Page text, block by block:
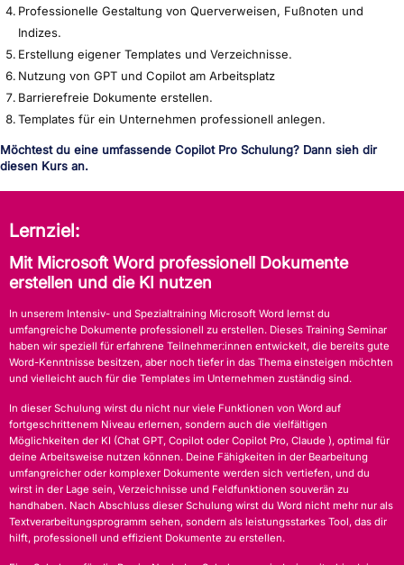
Professionelle Gestaltung von Querverweisen, Fußnoten und
Indizes.
Erstellung eigener Templates und Verzeichnisse.
Nutzung von GPT und Copilot am Arbeitsplatz
Barrierefreie Dokumente erstellen.
Templates für ein Unternehmen professionell anlegen.
Möchtest du eine umfassende Copilot Pro Schulung? Dann sieh dir
diesen Kurs an.
Lernziel:
Mit Microsoft Word professionell Dokumente
erstellen und die KI nutzen
In unserem Intensiv- und Spezialtraining Microsoft Word lernst du
umfangreiche Dokumente professionell zu erstellen. Dieses Training Seminar
haben wir speziell für erfahrene Teilnehmer:innen entwickelt, die bereits gute
Word-Kenntnisse besitzen, aber noch tiefer in das Thema einsteigen möchten
und vielleicht auch für die Templates im Unternehmen zuständig sind.
In dieser Schulung wirst du nicht nur viele Funktionen von Word auf
fortgeschrittenem Niveau erlernen, sondern auch die vielfältigen
Möglichkeiten der KI (Chat GPT, Copilot oder Copilot Pro, Claude ), optimal für
deine Arbeitsweise nutzen können. Deine Fähigkeiten in der Bearbeitung
umfangreicher oder komplexer Dokumente werden sich vertiefen, und du
wirst in der Lage sein, Verzeichnisse und Feldfunktionen souverän zu
handhaben. Nach Abschluss dieser Schulung wirst du Word nicht mehr nur als
Textverarbeitungsprogramm sehen, sondern als leistungsstarkes Tool, das dir
hilft, professionell und effizient Dokumente zu erstellen.